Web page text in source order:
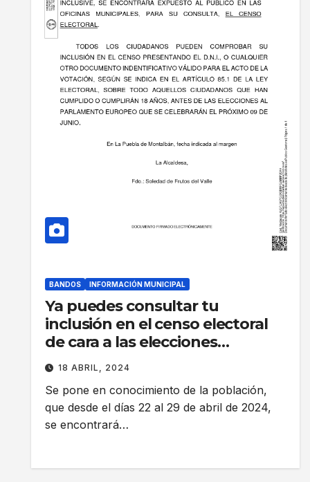
BANDOS INFORMACIÓN MUNICIPAL
Ya puedes consultar tu
inclusión en el censo electoral
de cara a las elecciones
europeas de junio.
18 ABRIL, 2024
Se pone en conocimiento de la población,
que desde el días 22 al 29 de abril de 2024,
se encontrará…